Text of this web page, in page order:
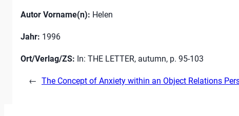
Autor Vorname(n): Helen
Jahr: 1996
Ort/Verlag/ZS: In: THE LETTER, autumn, p. 95-103
← The Concept of Anxiety within an Object Relations